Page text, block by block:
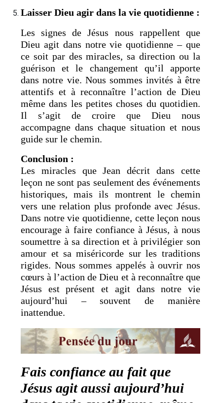
Laisser Dieu agir dans la vie quotidienne :
Les signes de Jésus nous rappellent que
Dieu agit dans notre vie quotidienne – que
ce soit par des miracles, sa direction ou la
guérison et le changement qu’il apporte
dans notre vie. Nous sommes invités à être
attentifs et à reconnaître l’action de Dieu
même dans les petites choses du quotidien.
Il s’agit de croire que Dieu nous
accompagne dans chaque situation et nous
guide sur le chemin.
Conclusion :
Les miracles que Jean décrit dans cette
leçon ne sont pas seulement des événements
historiques, mais ils montrent le chemin
vers une relation plus profonde avec Jésus.
Dans notre vie quotidienne, cette leçon nous
encourage à faire confiance à Jésus, à nous
soumettre à sa direction et à privilégier son
amour et sa miséricorde sur les traditions
rigides. Nous sommes appelés à ouvrir nos
cœurs à l’action de Dieu et à reconnaître que
Jésus est présent et agit dans notre vie
aujourd’hui – souvent de manière
inattendue.
Fais confiance au fait que
Jésus agit aussi aujourd’hui